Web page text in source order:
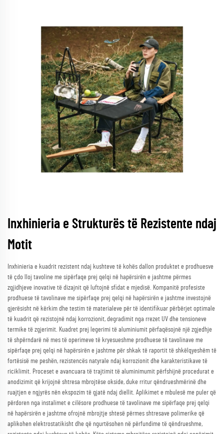
Inxhinieria e Strukturës të Rezistente ndaj
Motit
Inxhinieria e kuadrit rezistent ndaj kushteve të kohës dallon produktet e prodhuesve
të çdo lloj tavoline me sipërfaqe prej qelqi në hapërsirën e jashtme përmes
zgjidhjeve inovative të dizajnit që luftojnë sfidat e mjedisë. Kompanitë profesiste
prodhuese të tavolinave me sipërfaqe prej qelqi në hapërsirën e jashtme investojnë
gjerësisht në kërkim dhe testim të materialeve për të identifikuar përbërjet optimale
të kuadrit që rezistojnë ndaj korrozionit, degradimit nga rrezet UV dhe tensioneve
termike të zgjerimit. Kuadret prej legerimi të aluminiumit përfaqësojnë një zgjedhje
të shpërndarë në mes të operimeve të kryesueshme prodhuese të tavolinave me
sipërfaqe prej qelqi në hapërsirën e jashtme për shkak të raportit të shkëlqyeshëm të
fortësisë me peshën, rezistencës natyrale ndaj korrozionit dhe karakteristikave të
riciklimit. Proceset e avancuara të trajtimit të aluminimumit përfshijnë procedurat e
anodizimit që krijojnë shtresa mbrojtëse okside, duke rritur qëndrueshmërinë dhe
ruajtjen e ngjyrës nën ekspozim të gjatë ndaj diellit. Aplikimet e mbulesë me puler që
përdoren nga instalimet e cilësore prodhuese të tavolinave me sipërfaqe prej qelqi
në hapërsirën e jashtme ofrojnë mbrojtje shtesë përmes shtresave polimerike që
aplikohen elektrostatikisht dhe që ngurtësohen në përfundime të qëndrueshme,